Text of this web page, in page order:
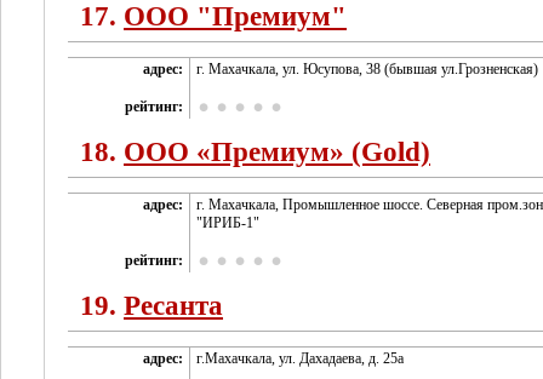
17. ООО "Премиум"
адрес: г. Махачкала, ул. Юсупова, 38 (бывшая ул.Грозненская)
рейтинг:
18. ООО «Премиум» (Gold)
адрес:
г. Махачкала, Промышленное шоссе. Северная
"ИРИБ-1"
рейтинг:
19. Ресанта
адрес: г.Махачкала, ул. Дахадаева, д. 25а